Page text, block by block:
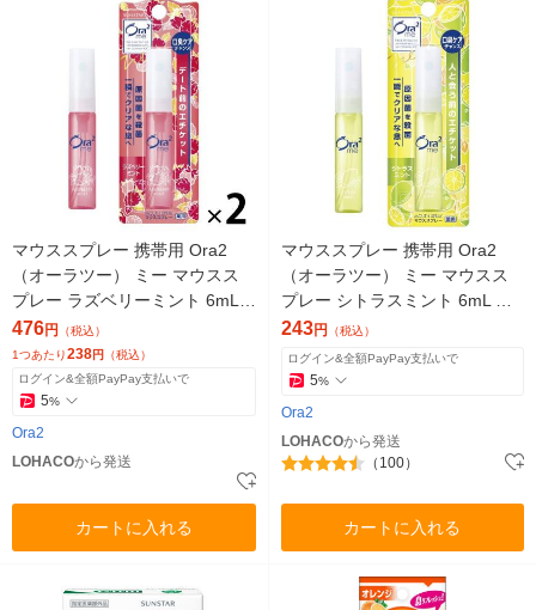
マウススプレー 携帯用 Ora2
（オーラツー） ミー マウスス
プレー ラズベリーミント 6mL 1
セット（2本）サンスター 口臭
トラベル
476円
（税込）
1つあたり238円 （税込）
ログイン&全額PayPay支払いで
5%
Ora2
LOHACOから発送
カートに入れる
マウススプレー 携帯用 Ora2
（オーラツー） ミー マウスス
プレー シトラスミント 6mL サ
ンスター 口臭 トラベル ミニ
243円 （税込）
ログイン&全額PayPay支払いで
5%
Ora2
LOHACOから発送
（100）
カートに入れる